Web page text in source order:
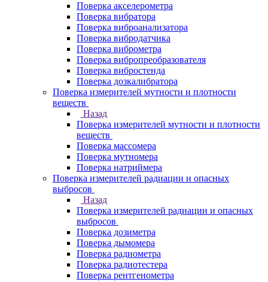
Поверка акселерометра
Поверка вибратора
Поверка виброанализатора
Поверка вибродатчика
Поверка виброметра
Поверка вибропреобразователя
Поверка вибростенда
Поверка дозкалибратора
Поверка измерителей мутности и плотности
веществ
Назад
Поверка измерителей мутности и плотности
веществ
Поверка массомера
Поверка мутномера
Поверка натриймера
Поверка измерителей радиации и опасных
выбросов
Назад
Поверка измерителей радиации и опасных
выбросов
Поверка дозиметра
Поверка дымомера
Поверка радиометра
Поверка радиотестера
Поверка рентгенометра